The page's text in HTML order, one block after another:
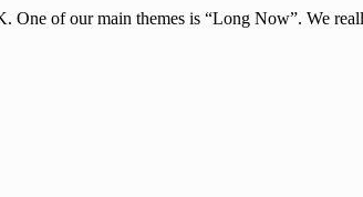
One of our main themes is “Long Now”. We